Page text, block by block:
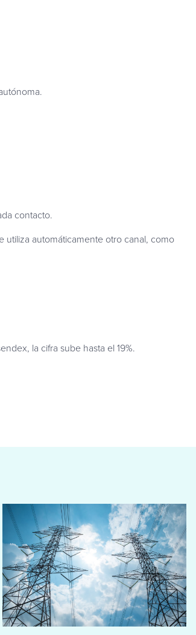
contacto.
utiliza automáticamente otro canal, como
la cifra sube hasta el 19%.